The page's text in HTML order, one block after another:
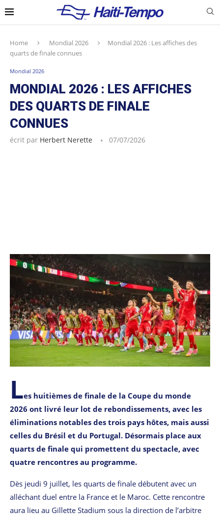
Home Mondial 2026
Mondial 2026 : Les affiches des
quarts de finale connues
Mondial 2026
MONDIAL 2026 : LES AFFICHES
DES QUARTS DE FINALE
CONNUES
écrit par Herbert Nerette 07/07/2026
Les huitièmes de finale de la Coupe du monde
2026 ont livré leur lot de rebondissements, avec les
éliminations notables des trois pays hôtes, mais aussi
celles du Brésil et du Portugal. Désormais place aux
quarts de finale qui promettent du spectacle, avec
quatre rencontres au programme.
Dès jeudi 9 juillet, les quarts de finale débutent avec un
alléchant duel entre la France et le Maroc. Cette rencontre
aura lieu au Gillette Stadium sous la direction de l’arbitre